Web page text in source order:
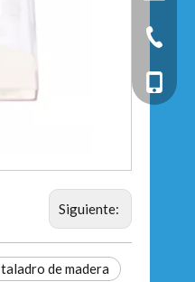
Siguiente:
taladro de madera
+86-25-